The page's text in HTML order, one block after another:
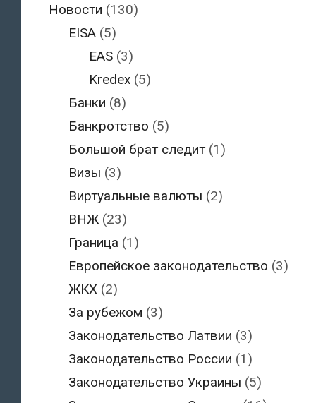
Новости (130)
EISA (5)
EAS(3)
Kredex(5)
Банки (8)
Банкротство (5)
Большой брат следит (1)
Визы (3)
Виртуальные валюты (2)
ВНЖ (23)
Граница (1)
Европейское законодательство (3)
ЖКХ (2)
За рубежом (3)
Законодательство Латвии (3)
Законодательство России (1)
Законодательство Украины (5)